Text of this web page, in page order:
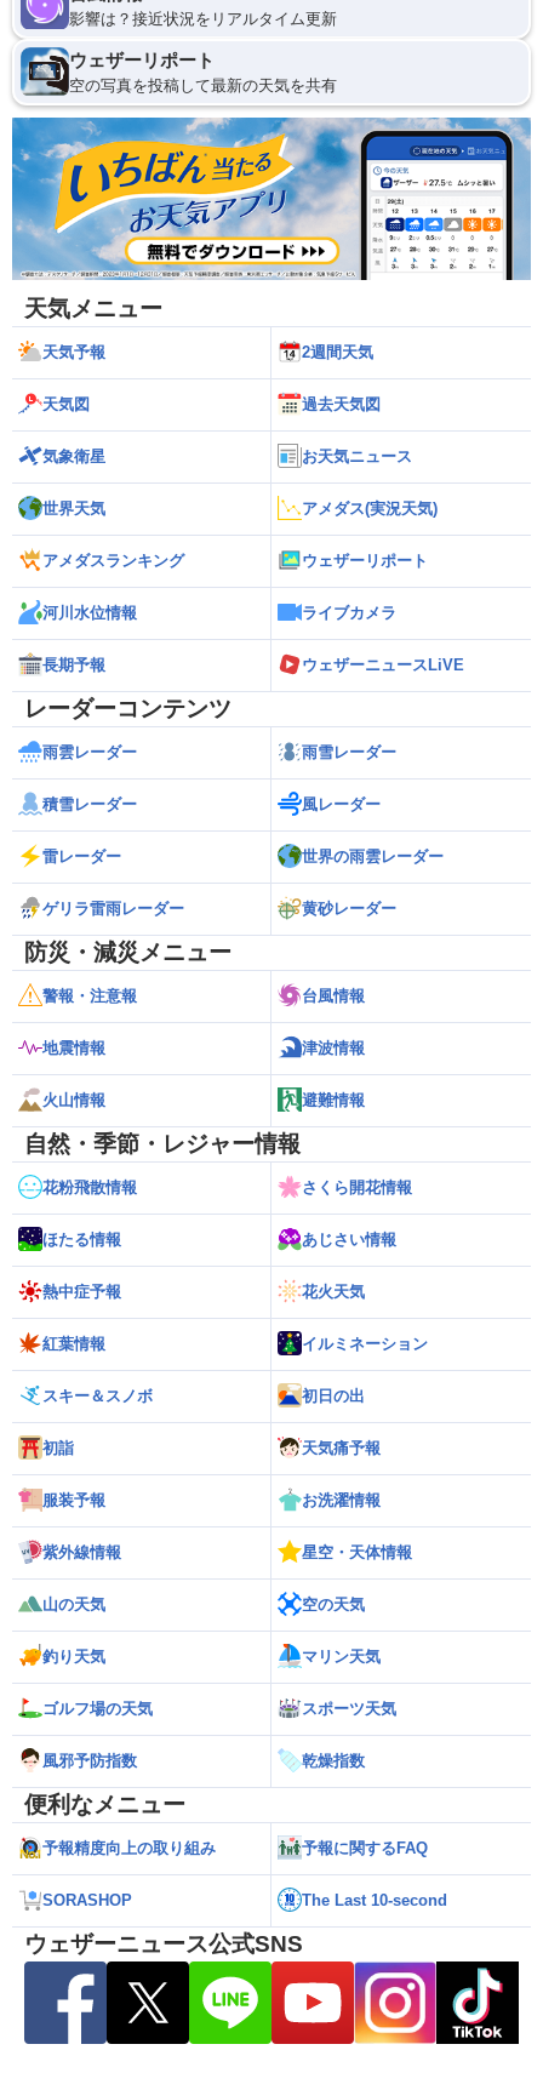
影響は？接近状況をリアルタイム更新
ウェザーリポート
空の写真を投稿して最新の天気を共有
天気メニュー
天気予報 2週間天気
天気図 過去天気図
気象衛星 お天気ニュース
世界天気 アメダス(実況天気)
アメダスランキング ウェザーリポート
河川水位情報 ライブカメラ
長期予報 ウェザーニュースLiVE
レーダーコンテンツ
雨雲レーダー 雨雪レーダー
積雪レーダー 風レーダー
雷レーダー 世界の雨雲レーダー
ゲリラ雷雨レーダー 黄砂レーダー
防災・減災メニュー
警報・注意報 台風情報
地震情報 津波情報
火山情報 避難情報
自然・季節・レジャー情報
花粉飛散情報 さくら開花情報
ほたる情報 あじさい情報
熱中症予報 花火天気
紅葉情報 イルミネーション
スキー＆スノボ 初日の出
初詣 天気痛予報
服装予報 お洗濯情報
紫外線情報 星空・天体情報
山の天気 空の天気
釣り天気 マリン天気
ゴルフ場の天気 スポーツ天気
風邪予防指数 乾燥指数
便利なメニュー
予報精度向上の取り組み 予報に関するFAQ
SORASHOP The Last 10-second
ウェザーニュース公式SNS